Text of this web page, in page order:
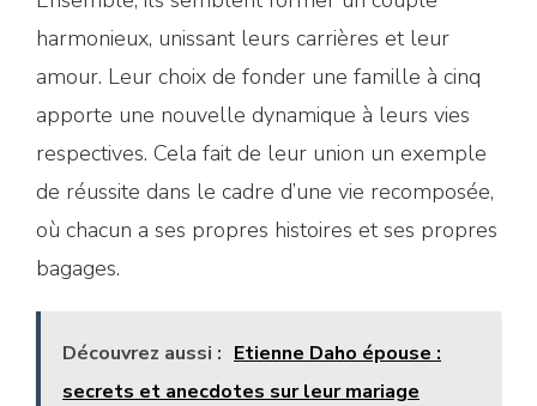
harmonieux, unissant leurs carrières et leur
amour. Leur choix de fonder une famille à cinq
apporte une nouvelle dynamique à leurs vies
respectives. Cela fait de leur union un exemple
de réussite dans le cadre d’une vie recomposée,
où chacun a ses propres histoires et ses propres
bagages.
Découvrez aussi : Etienne Daho épouse :
secrets et anecdotes sur leur mariage